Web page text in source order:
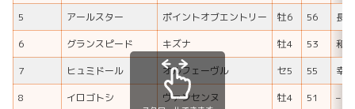
5 アールスター ポイントオブエントリー 牡6 56
長岡
6
グランスピード キズナ 牡4 53
和
7
ヒュミドール オルフェーヴル セ5 55
幸
8
イロゴトシ ヴァンセンヌ 牡4 51
–